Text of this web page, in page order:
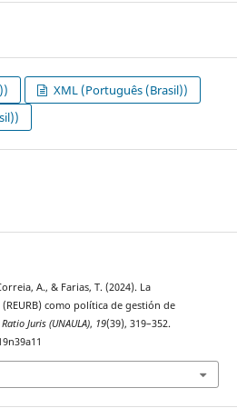
XML (Português (Brasil))
A., & Farias, T. (2024). La
como política de gestión de
Ratio Juris (UNAULA), 19(39), 319–352.